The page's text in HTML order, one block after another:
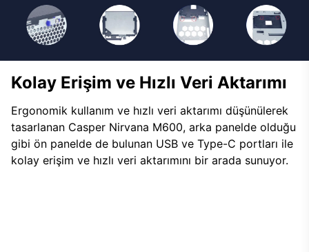
Kolay Erişim ve Hızlı Veri Aktarımı
Ergonomik kullanım ve hızlı veri aktarımı düşünülerek
tasarlanan Casper Nirvana M600, arka panelde olduğu
gibi ön panelde de bulunan USB ve Type-C portları ile
kolay erişim ve hızlı veri aktarımını bir arada sunuyor.